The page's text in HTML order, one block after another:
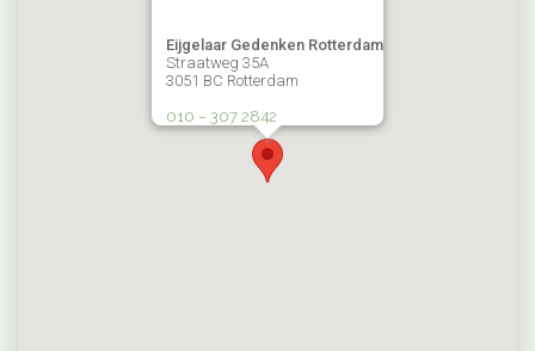
Eijgelaar Gedenken Rotterdam
Straatweg 35A
3051 BC Rotterdam
010 – 307 2842